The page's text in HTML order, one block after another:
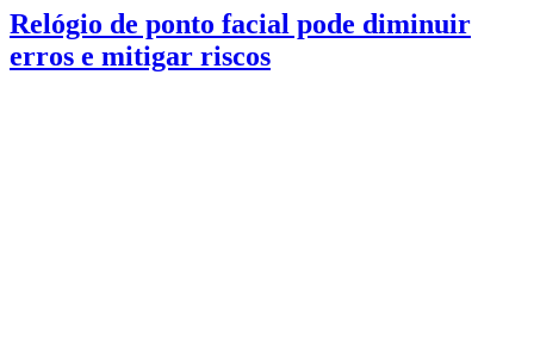
Relógio de ponto facial pode diminuir
erros e mitigar riscos